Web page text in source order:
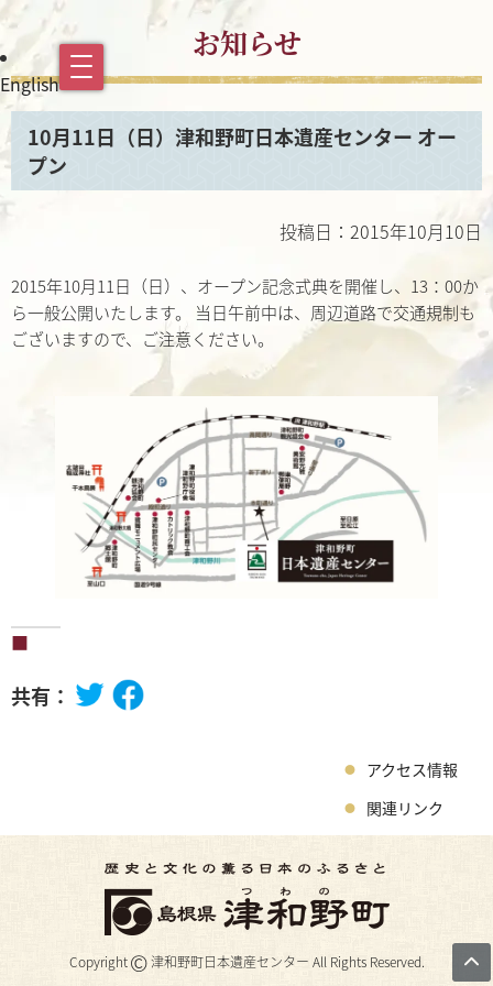
English
お知らせ
10月11日（日）津和野町日本遺産センター オー
プン
投稿日：2015年10月10日
2015年10月11日（日）、オープン記念式典を開催し、13：00か
ら一般公開いたします。 当日午前中は、周辺道路で交通規制も
ございますので、ご注意ください。
共有：
アクセス情報
関連リンク
Copyright ©津和野町日本遺産センター All Rights Reserved.